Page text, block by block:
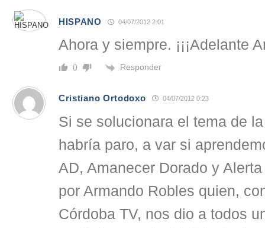
HISPANO 04/07/2012 2:01
Ahora y siempre. ¡¡¡Adelante
0 Responder
Cristiano Ortodoxo 04/07/2012 0:23
Si se solucionara el tema de
habría paro, a var si
AD, Amanecer Dorado y
por Armando Robles quien,
Córdoba TV, nos dio a todos